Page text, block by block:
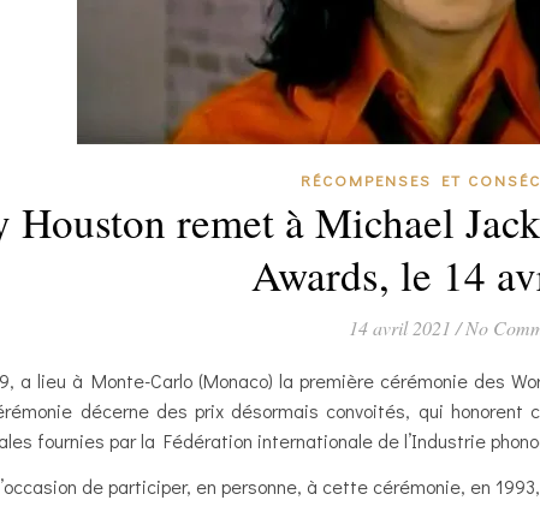
RÉCOMPENSES ET
Houston remet à Michael
Awards, le 14
14 avril 2021 / No
a lieu à Monte-Carlo (Monaco) la première cérémonie des
décerne des prix désormais convoités, qui
fournies par la Fédération internationale de l’Industrie
de participer, en personne, à cette cérémonie, en